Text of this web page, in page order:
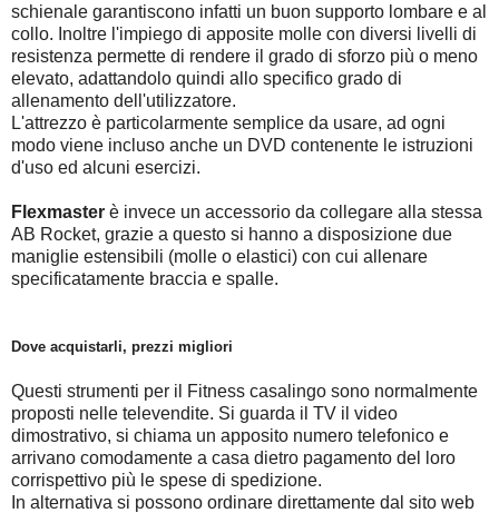
schienale garantiscono infatti un buon supporto lombare e al
collo. Inoltre l'impiego di apposite molle con diversi livelli di
resistenza permette di rendere il grado di sforzo più o meno
elevato, adattandolo quindi allo specifico grado di
allenamento dell'utilizzatore.
L'attrezzo è particolarmente semplice da usare, ad ogni
modo viene incluso anche un DVD contenente le istruzioni
d'uso ed alcuni esercizi.
Flexmaster è invece un accessorio da collegare alla stessa
AB Rocket, grazie a questo si hanno a disposizione due
maniglie estensibili (molle o elastici) con cui allenare
specificatamente braccia e spalle.
Dove acquistarli, prezzi migliori
Questi strumenti per il Fitness casalingo sono normalmente
proposti nelle televendite. Si guarda il TV il video
dimostrativo, si chiama un apposito numero telefonico e
arrivano comodamente a casa dietro pagamento del loro
corrispettivo più le spese di spedizione.
In alternativa si possono ordinare direttamente dal sito web